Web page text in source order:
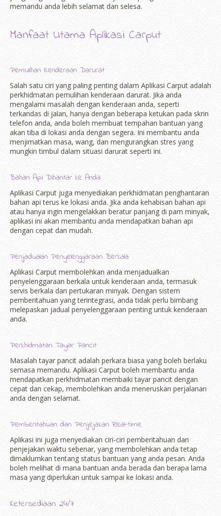
memandu anda lebih selamat dan selesa.
Manfaat Utama Aplikasi Carput
Pemulihan Kenderaan Darurat
Salah satu ciri yang paling penting dalam Aplikasi Carput adalah
perkhidmatan pemulihan kenderaan darurat. Jika anda
mengalami masalah dengan kenderaan anda, seperti
terkandas di jalan, hanya dengan beberapa ketukan pada skrin
telefon anda, anda boleh membuat tempahan bantuan yang
akan tiba di lokasi anda dengan segera. Ini membantu anda
menjimatkan masa, wang, dan mengurangkan stres yang
mungkin timbul dalam situasi darurat seperti ini.
Bahan Api Dihantar ke Anda
Aplikasi Carput juga menyediakan perkhidmatan penghantaran
bahan api terus ke lokasi anda. Jika anda kehabisan bahan api
atau hanya ingin mengelakkan beratur panjang di pam minyak,
aplikasi ini akan membantu anda mendapatkan bahan api
dengan cepat dan mudah.
Penjadualan Penyelenggaraan Berkala
Aplikasi Carput membolehkan anda menjadualkan
penyelenggaraan berkala untuk kenderaan anda, termasuk
servis berkala dan pertukaran minyak. Dengan sistem
pemberitahuan yang terintegrasi, anda tidak perlu bimbang
melepaskan jadual penyelenggaraan penting untuk kenderaan
anda.
Perkhidmatan Tayar Pancit
Masalah tayar pancit adalah perkara biasa yang boleh berlaku
semasa memandu. Aplikasi Carput boleh membantu anda
mendapatkan perkhidmatan membaiki tayar pancit dengan
cepat dan cekap, membolehkan anda meneruskan perjalanan
anda dengan selamat.
Pemberitahuan dan Penjejakan Real-time
Aplikasi ini juga menyediakan ciri-ciri pemberitahuan dan
penjejakan waktu sebenar, yang membolehkan anda tetap
dimaklumkan tentang status bantuan yang anda pesan. Anda
boleh melihat di mana bantuan anda berada dan berapa lama
masa yang diperlukan untuk sampai ke lokasi anda.
Ketersediaan 24/7